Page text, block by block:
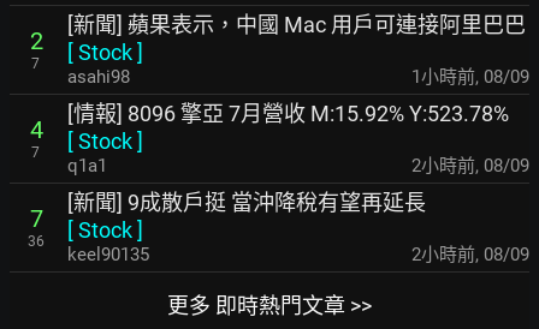
2
7
[新聞] 蘋果表示，中國 Mac 用戶可連接阿里巴巴
[Stock]
asahi98 1小時前, 08/09
4
7
[情報] 8096 擎亞 7月營收 M:15.92% Y:523.78%
[Stock]
q1a1 2小時前, 08/09
7
36
[新聞] 9成散戶挺 當沖降稅有望再延長
[Stock]
keel90135 2小時前, 08/09
更多 即時熱門文章 >>